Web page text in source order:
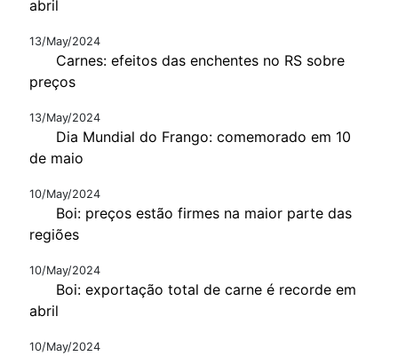
abril
13/May/2024
Carnes: efeitos das enchentes no RS sobre
preços
13/May/2024
Dia Mundial do Frango: comemorado em 10
de maio
10/May/2024
Boi: preços estão firmes na maior parte das
regiões
10/May/2024
Boi: exportação total de carne é recorde em
abril
10/May/2024